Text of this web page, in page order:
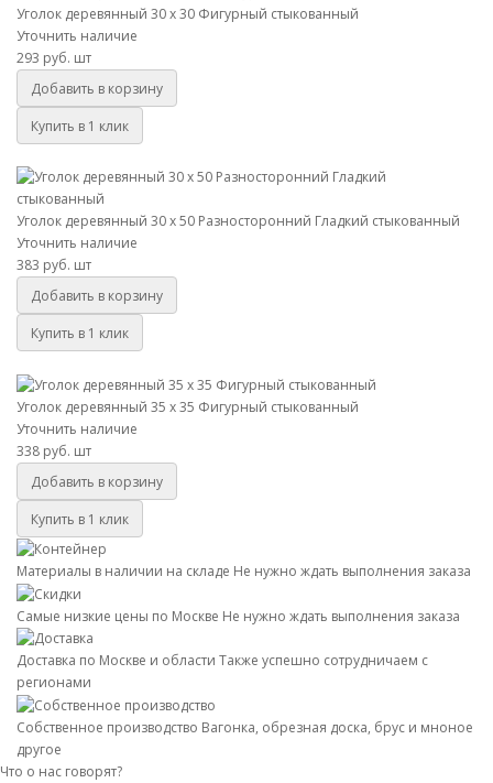
Уголок деревянный 30 х 30 Фигурный стыкованный
Уточнить наличие
293 руб. шт
Добавить в корзину
Купить в 1 клик
Уголок деревянный 30 х 50 Разносторонний Гладкий стыкованный
Уточнить наличие
383 руб. шт
Добавить в корзину
Купить в 1 клик
Уголок деревянный 35 х 35 Фигурный стыкованный
Уточнить наличие
338 руб. шт
Добавить в корзину
Купить в 1 клик
Материалы в наличии на складе Не нужно ждать выполнения заказа
Самые низкие цены по Москве Не нужно ждать выполнения заказа
Доставка по Москве и области Также успешно сотрудничаем с
регионами
Собственное производство Вагонка, обрезная доска, брус и мноное
другое
Что о нас говорят?